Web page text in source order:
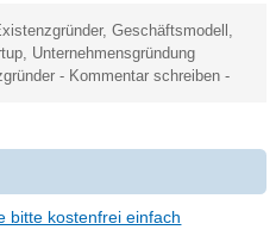
,Geschäftsmodell ,
, Unternehmensgründung
- Kommentar schreiben -
bitte kostenfrei einfach